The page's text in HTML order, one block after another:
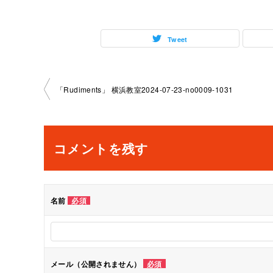
Tweet
投
ナ
ビ
ゲ
ー
シ
「Rudiments」 横浜教室2024-07-23-no0009-1031
コメントを残す
名前 必須
メール（公開されません） 必須